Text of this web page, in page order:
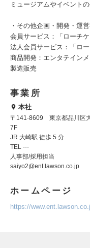
ミュージアムやイベント
・その他企画・開発・運
会員サービス：「ローチ
法人会員サービス：「ロー
商品開発：エンタテイン
製造販売
事業所
本社
〒141-8609 東京都品川区
7F
JR 大崎駅 徒歩 5 分
TEL ---
人事部/採用担当
saiyo2@ent.lawson.co.jp
ホームページ
https://